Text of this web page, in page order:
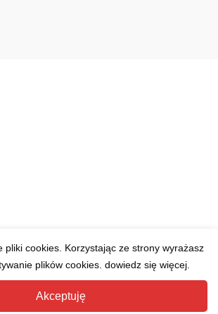
pliki cookies. Korzystając ze strony wyrażasz
plików cookies. dowiedz się więcej.
Akceptuję